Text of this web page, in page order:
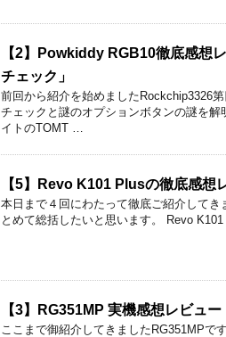
【2】Powkiddy RGB10徹底感想
チェック」
前回から紹介を始めましたRockchip3326
チェックと謎のオプションボタンの謎を
イトのTOMT …
【5】Revo K101 Plusの徹底感想
本日まで４回にわたって徹底ご紹介して
とめて総括したいと思います。 Revo
【3】RG351MP 実機感想レビュー
ここまで御紹介してきましたRG351MPで